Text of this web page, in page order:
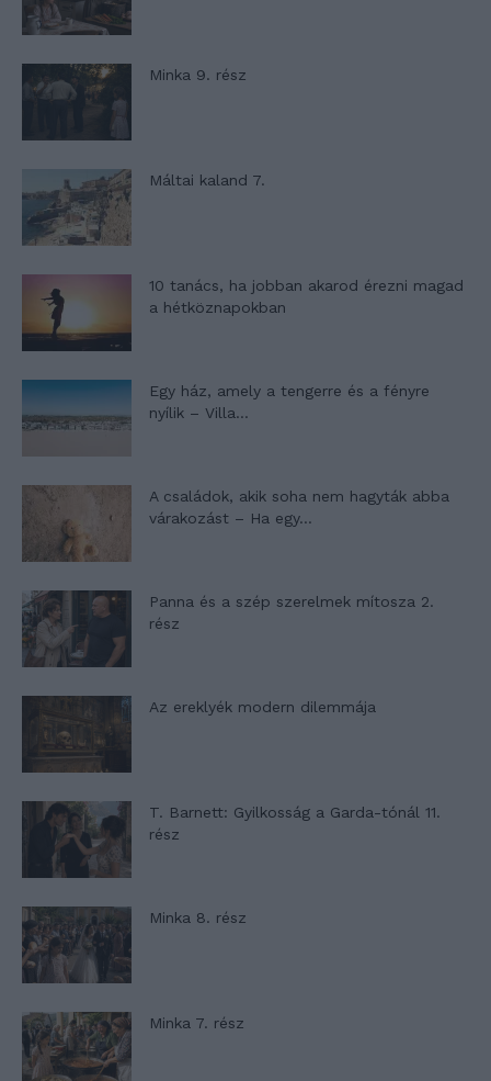
Minka 9. rész
Máltai kaland 7.
10 tanács, ha jobban akarod érezni magad
a hétköznapokban
Egy ház, amely a tengerre és a fényre
nyílik – Villa...
A családok, akik soha nem hagyták abba
várakozást – Ha egy...
Panna és a szép szerelmek mítosza 2.
rész
Az ereklyék modern dilemmája
T. Barnett: Gyilkosság a Garda-tónál 11.
rész
Minka 8. rész
Minka 7. rész